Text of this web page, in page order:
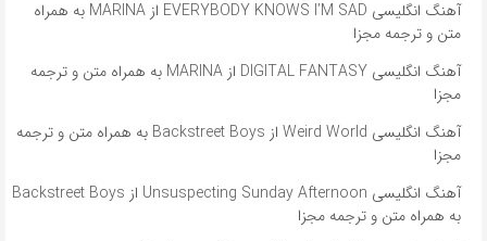
آهنگ انگلیسی EVERYBODY KNOWS I’M SAD از MARINA به همراه
متن و ترجمه مجزا
آهنگ انگلیسی DIGITAL FANTASY از MARINA به همراه متن و ترجمه
مجزا
آهنگ انگلیسی Weird World از Backstreet Boys به همراه متن و ترجمه
مجزا
آهنگ انگلیسی Unsuspecting Sunday Afternoon از Backstreet Boys
به همراه متن و ترجمه مجزا